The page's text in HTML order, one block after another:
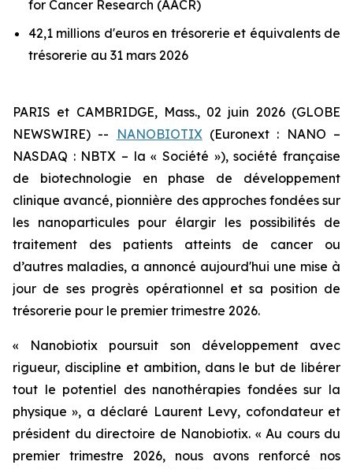
for Cancer Research (AACR)
42,1 millions d'euros en trésorerie et équivalents de
trésorerie au 31 mars 2026
PARIS et CAMBRIDGE, Mass., 02 juin 2026 (GLOBE
NEWSWIRE) --
NANOBIOTIX(Euronext : NANO –
NASDAQ : NBTX – la « Société »), société française
de biotechnologie en phase de développement
clinique avancé, pionnière des approches fondées sur
les nanoparticules pour élargir les possibilités de
traitement des patients atteints de cancer ou
d’autres maladies, a annoncé aujourd'hui une mise à
jour de ses progrès opérationnel et sa position de
trésorerie pour le premier trimestre 2026.
« Nanobiotix poursuit son développement avec
rigueur, discipline et ambition, dans le but de libérer
tout le potentiel des nanothérapies fondées sur la
physique », a déclaré Laurent Levy, cofondateur et
président du directoire de Nanobiotix. « Au cours du
premier trimestre 2026, nous avons renforcé nos